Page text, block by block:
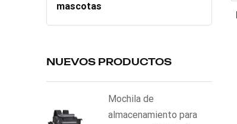
mascotas
NUEVOS PRODUCTOS
Mochila de
almacenamiento para